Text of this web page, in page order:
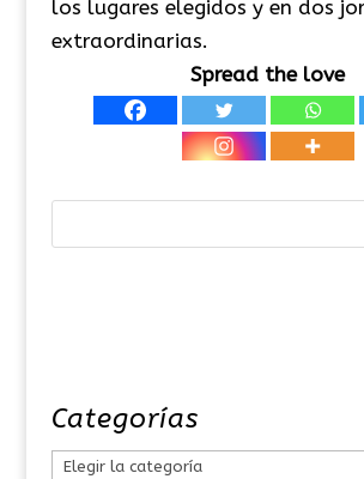
los lugares elegidos y en dos
extraordinarias.
Spread the love
Categorías